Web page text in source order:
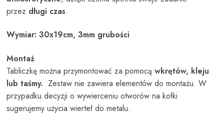
przez długi czas.
Wymiar: 30x19cm, 3mm grubości
Montaż
Tabliczkę można przymontować za pomocąwkrętów, kleju
lub taśmy. Zestaw nie zawiera elementów do montażu. W
przypadku decyzji o wywierceniu otworów na kołki
sugerujemy użycia wierteł do metalu.